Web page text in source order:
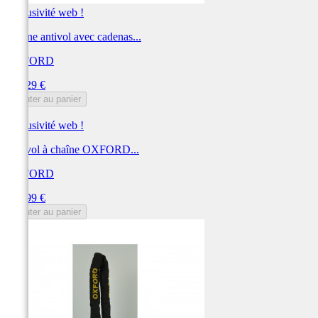
Exclusivité web !
Chaîne antivol avec cadenas...
OXFORD
219,29 €
Ajouter au panier
Exclusivité web !
Antivol à chaîne OXFORD...
OXFORD
203,99 €
Ajouter au panier